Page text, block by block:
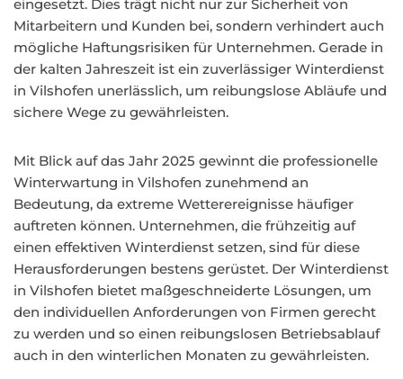
eingesetzt. Dies trägt nicht nur zur Sicherheit von
Mitarbeitern und Kunden bei, sondern verhindert auch
mögliche Haftungsrisiken für Unternehmen. Gerade in
der kalten Jahreszeit ist ein zuverlässiger Winterdienst
in Vilshofen unerlässlich, um reibungslose Abläufe und
sichere Wege zu gewährleisten.
Mit Blick auf das Jahr 2025 gewinnt die professionelle
Winterwartung in Vilshofen zunehmend an
Bedeutung, da extreme Wetterereignisse häufiger
auftreten können. Unternehmen, die frühzeitig auf
einen effektiven Winterdienst setzen, sind für diese
Herausforderungen bestens gerüstet. Der Winterdienst
in Vilshofen bietet maßgeschneiderte Lösungen, um
den individuellen Anforderungen von Firmen gerecht
zu werden und so einen reibungslosen Betriebsablauf
auch in den winterlichen Monaten zu gewährleisten.